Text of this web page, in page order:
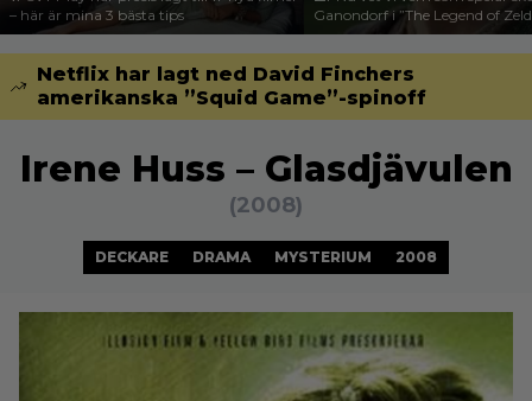
– här är mina 3 bästa tips
Ganondorf i ”The Legend of
Netflix har lagt ned David Finchers
amerikanska ”Squid Game”-spinoff
Irene Huss – Glasdjävulen
(2008)
DECKARE DRAMA MYSTERIUM 2008